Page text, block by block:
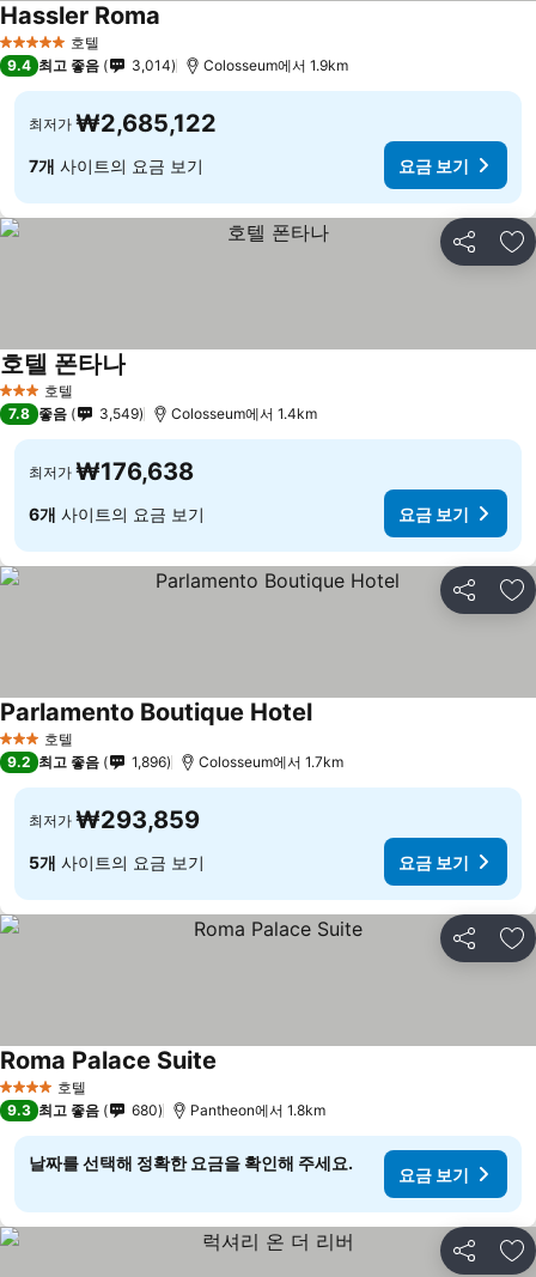
5 성급 호텔
Hassler Roma
9.4 최고 좋음 3,014 Colosseum에서 1.9km
최저가 ₩2,685,122
7개 사이트의 요금 보기 요금 보기
공유 즐
3 성급 호텔
호텔 폰타나
7.8 좋음 3,549 Colosseum에서 1.4km
최저가 ₩176,638
6개 사이트의 요금 보기 요금 보기
공유 즐
3 성급 호텔
Parlamento Boutique Hotel
9.2 최고 좋음 1,896 Colosseum에서 1.7km
최저가 ₩293,859
5개 사이트의 요금 보기 요금 보기
공유 즐
4 성급 호텔
Roma Palace Suite
9.3 최고 좋음 680 Pantheon에서 1.8km
날짜를 선택해 정확한 요금을 확인해 주세요.
요금 보기
공유 즐